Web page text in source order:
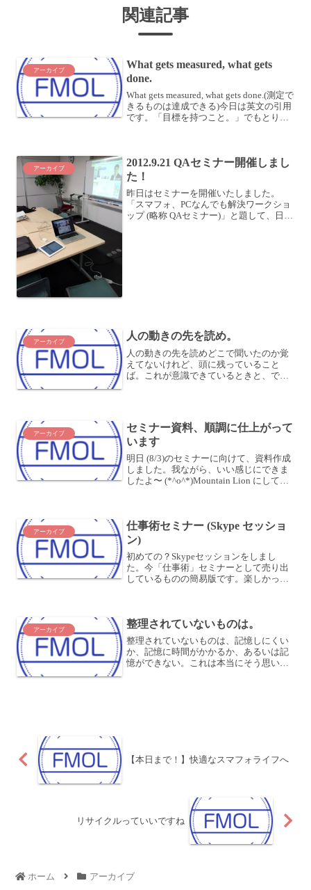
関連記事
アーカイブ
What gets measured, what gets
done.
What gets measured, what gets done.(測定で
きるものは達成できる)今日は英文の引用
です。「目標を持つこと。」でもとりあ
アーカイブ
2012.9.21 QAセミナー開催しまし
た！
昨日はセミナーを開催いたしました。
「スマフォ、PCなんでも解決ワークショ
ップ (略称 QAセミナー)」と題して、日常
アーカイブ 人の動きの先を読め。
人の動きの先を読めどこで聞いたのか覚
えてないけれど、頭に残っていること
ば。これが意識できているときと、でき
る。たとえば、提案内容を客先に...
アーカイブ
セミナー資料、順調に仕上がって
います
明日 (8/3)のセミナーに向けて、資料作成
しました。我ながら、いい感じにできま
したよ〜 (*^o^*)Mountain Lion にしてか
アーカイブ
仕事術セミナー (Skype セッショ
ン)
初めての？Skypeセッションをしまし
た。今「仕事術」セミナーとして売り出
しているものの簡易版です。楽しかった
1回、1時...
アーカイブ 整理されていないものは。
整理されていないものは、記憶しにくい
か、記憶に時間がかかるか、あるいは記
憶ができない。これは本当にそう思いま
【本日まで！】快適なスマフォライフへ
リサイクルっていいですね
ホーム アーカイブ